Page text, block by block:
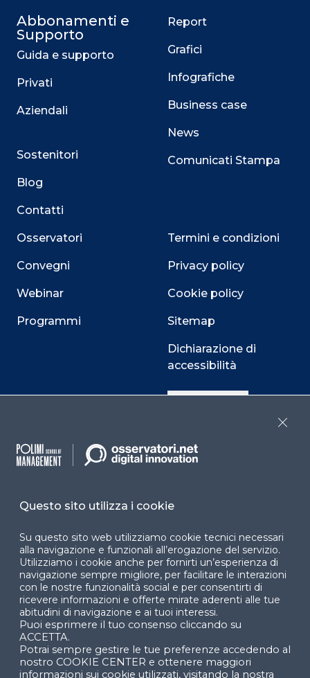
Abbonamenti e
Supporto
Guida e supporto
Privati
Aziendali
Sostenitori
Blog
Contatti
Osservatori
Convegni
Webinar
Programmi
Report
Grafici
Infografiche
Business case
News
Comunicati Stampa
Termini e condizioni
Privacy policy
Cookie policy
Sitemap
Dichiarazione di
accessibilità
Cookie Center
Facebook LinkedIn
© 2024 Copyright © Politecnico di Milano Dipartimento
di Ingegneria Gestionale
Questo sito utilizza i cookie
Su questo sito web utilizziamo cookie tecnici necessari
alla navigazione e funzionali all’erogazione del servizio.
Utilizziamo i cookie anche per fornirti un’esperienza di
navigazione sempre migliore, per facilitare le interazioni
con le nostre funzionalità social e per consentirti di
ricevere informazioni e offerte mirate aderenti alle tue
abitudini di navigazione e ai tuoi interessi.
Puoi esprimere il tuo consenso cliccando su
ACCETTA.
Potrai sempre gestire le tue preferenze accedendo al
nostro COOKIE CENTER e ottenere maggiori
informazioni sui cookie utilizzati, visitando la nostra